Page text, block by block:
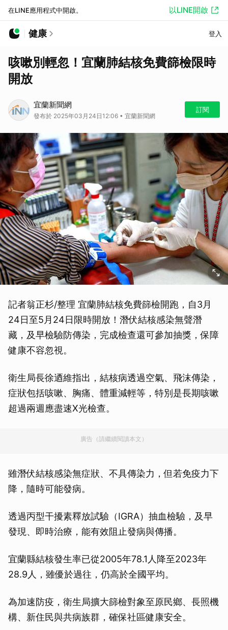
在LINE應用程式中開啟。 以LINE開啟
健康 登入
咳嗽別輕忽！宜蘭肺結核免費篩檢限時
開放
宜蘭新聞網
發布於 2025年03月24日12:06 • 宜蘭新聞網
訂閱
記者翁正杉/整理 宜蘭肺結核免費篩檢開跑，自3月
24日至5月24日限時開放！潛伏結核感染無聲潛
藏，及早檢驗防傳染，完成檢查還可參加抽獎，保障
健康不容忽視。
衛生局長徐迺維指出，結核病透過空氣、飛沫傳染，
症狀包括咳嗽、胸痛、體重減輕等，特別是長期咳嗽
超過兩週應盡速X光檢查。
廣告（請繼續閱讀本文）
雖潛伏結核感染無症狀、不具傳染力，但若免疫力下
降，隨時可能發病。
透過丙型干擾素釋放試驗（IGRA）抽血檢驗，及早
發現、即時治療，能有效阻止發病與傳播。
宜蘭縣結核發生率已從2005年78.1人降至2023年
28.9人，雖優於過往，仍高於全國平均。
為加速防疫，衛生局擴大篩檢對象至原民鄉、長照機
構、新住民與共病族群，確保社區健康安全。